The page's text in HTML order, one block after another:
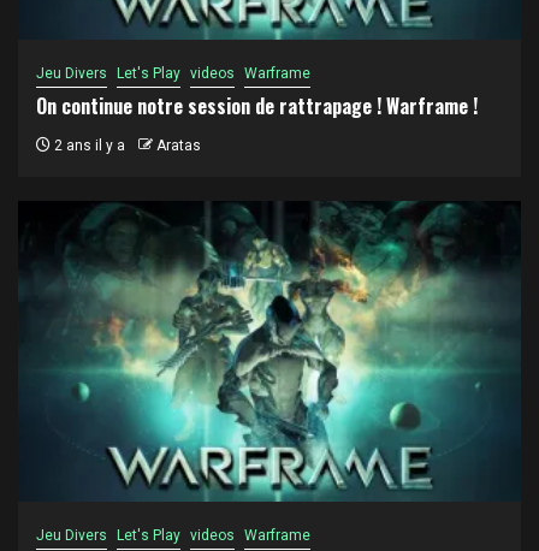
Jeu Divers Let's Play videos Warframe
On continue notre session de rattrapage ! Warframe !
2 ans il y a Aratas
Jeu Divers Let's Play videos Warframe